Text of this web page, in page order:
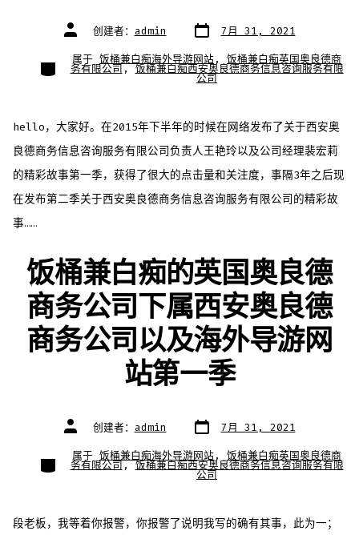
文
章
者
创建者： admin 文
章
期
7月 31, 2021
类
别
属于 饭桶兼白痴海外导游网站, 饭桶兼白痴英国奥良德商
务有限公司,饭桶兼白痴西安奥良德商务信息咨询服务有限
公司
hello，大家好。在2015年下半年的时候在网络发布了关于西安奥
良德商务信息咨询服务有限公司负责人王艳玲以及公司经理裴宏莉
的精彩故事第一季，获得了很大的点击量和关注度，事隔3年之后现
在发布第二季关于西安奥良德商务信息咨询服务有限公司的精彩故
事……
饭桶兼白痴的英国奥良德
商务公司下属西安奥良德
商务公司以及海外导游网
站第一季
文
章
者
创建者： admin 文
章
期
7月 31, 2021
类
别
属于 饭桶兼白痴海外导游网站, 饭桶兼白痴英国奥良德商
务有限公司,饭桶兼白痴西安奥良德商务信息咨询服务有限
公司
段老板，我等着你报警，你报警了说明我写的确有其事，此为一；